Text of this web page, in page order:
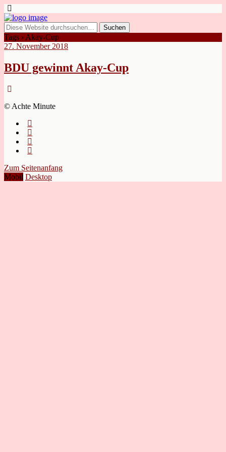
Tags › Akay-Cup
27. November 2018
BDU gewinnt Akay-Cup
© Achte Minute
Zum Seitenanfang
Mobil Desktop